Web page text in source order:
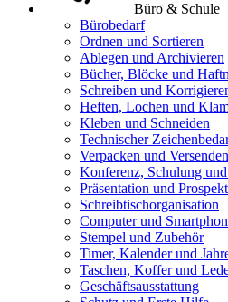
Büro & Schule
Bürobedarf
Ordnen und Sortieren
Ablegen und Archivieren
Bücher, Blöcke und
Schreiben und
Heften, Lochen und
Kleben und Schneiden
Technischer
Verpacken und Versenden
Konferenz, Schulung
Präsentation und
Schreibtischorganisation
Computer und
Stempel und Zubehör
Timer, Kalender und
Taschen, Koffer und
Geschäftsausstattung